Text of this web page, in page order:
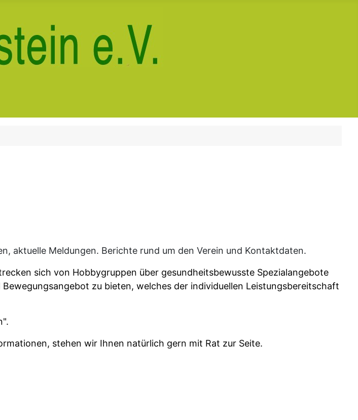
aktuelle Meldungen. Berichte rund um den Verein und Kontaktdaten.
sich von Hobbygruppen über gesundheitsbewusste Spezialangebote
zu bieten, welches der individuellen Leistungsbereitschaft
stehen wir Ihnen natürlich gern mit Rat zur Seite.